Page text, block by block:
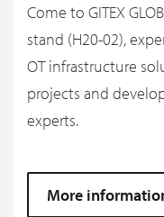
Come to GITEX
stand (H20-02),
OT infrastructure
projects and
experts.
More